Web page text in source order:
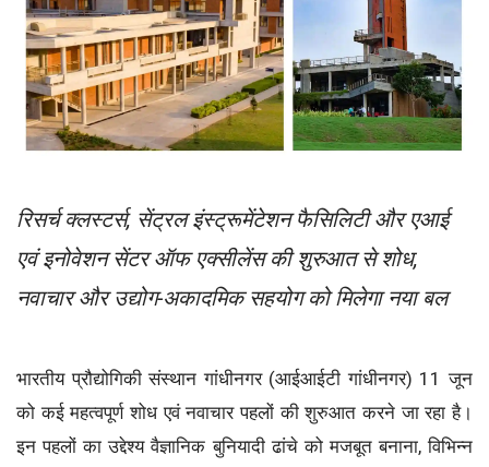
रिसर्च क्लस्टर्स, सेंट्रल इंस्ट्रूमेंटेशन फैसिलिटी और एआई
एवं इनोवेशन सेंटर ऑफ एक्सीलेंस की शुरुआत से शोध,
नवाचार और उद्योग-अकादमिक सहयोग को मिलेगा नया बल
भारतीय प्रौद्योगिकी संस्थान गांधीनगर (आईआईटी गांधीनगर) 11 जून
को कई महत्वपूर्ण शोध एवं नवाचार पहलों की शुरुआत करने जा रहा है।
इन पहलों का उद्देश्य वैज्ञानिक बुनियादी ढांचे को मजबूत बनाना, विभिन्न